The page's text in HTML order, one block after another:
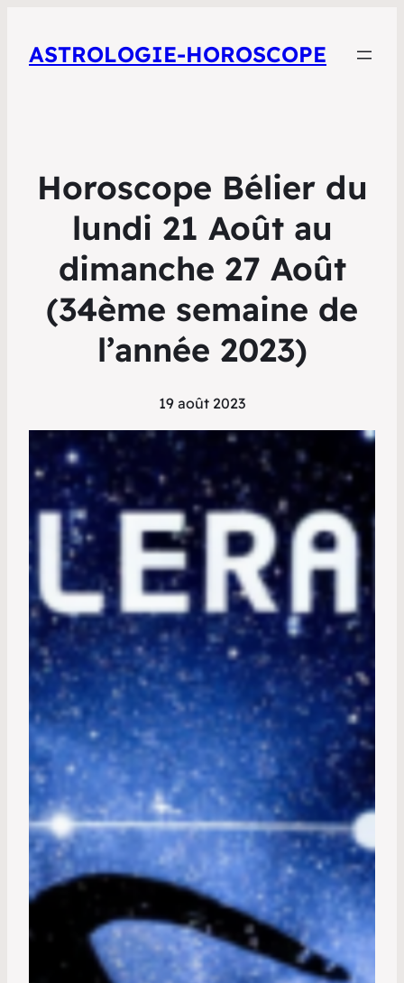
ASTROLOGIE-HOROSCOPE
Horoscope Bélier du
lundi 21 Août au
dimanche 27 Août
(34ème semaine de
l’année 2023)
19 août 2023